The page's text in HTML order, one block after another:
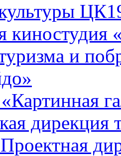
киностудия
и
дирекция